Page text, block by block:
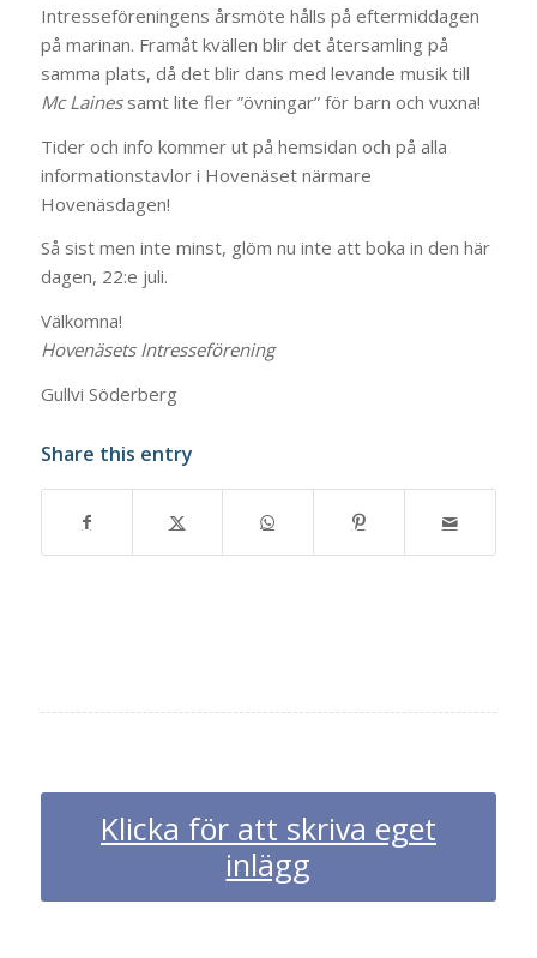
Intresseföreningens årsmöte hålls på eftermiddagen
på marinan. Framåt kvällen blir det återsamling på
samma plats, då det blir dans med levande musik till
Mc Lainessamt lite fler ”övningar” för barn och vuxna!
Tider och info kommer ut på hemsidan och på alla
informationstavlor i Hovenäset närmare
Hovenäsdagen!
Så sist men inte minst, glöm nu inte att boka in den här
dagen, 22:e juli.
Välkomna!
Hovenäsets Intresseförening
Gullvi Söderberg
Share this entry
Klicka för att skriva eget
inlägg